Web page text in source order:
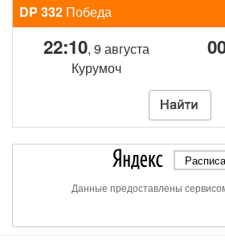
DP 332 Победа
22:10, 9 августа
Курумоч
Данные предоставлены